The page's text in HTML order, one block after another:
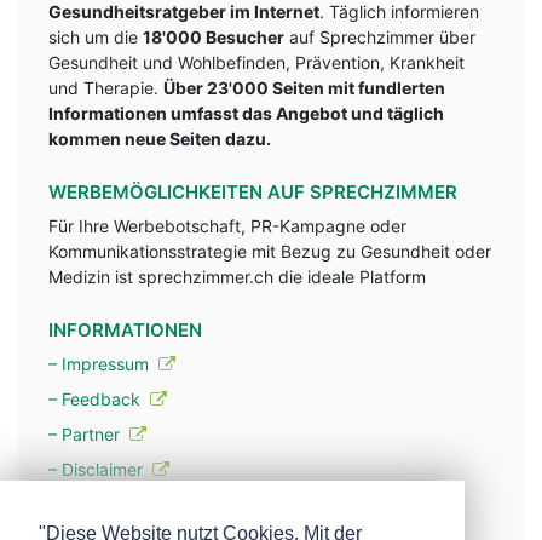
Gesundheitsratgeber im Internet. Täglich informieren
sich um die 18'000 Besucher auf Sprechzimmer über
Gesundheit und Wohlbefinden, Prävention, Krankheit
und Therapie. Über 23'000 Seiten mit fundlerten
Informationen umfasst das Angebot und täglich
kommen neue Seiten dazu.
WERBEMÖGLICHKEITEN AUF SPRECHZIMMER
Für Ihre Werbebotschaft, PR-Kampagne oder
Kommunikationsstrategie mit Bezug zu Gesundheit oder
Medizin ist sprechzimmer.ch die ideale Platform
INFORMATIONEN
– Impressum
– Feedback
– Partner
– Disclaimer
"Diese Website nutzt Cookies. Mit der